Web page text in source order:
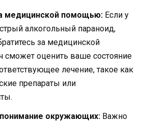
медицинской помощью: Если у
алкогольный параноид,
за медицинской
оценить ваше состояние
лечение, такое как
препараты или
окружающих: Важно